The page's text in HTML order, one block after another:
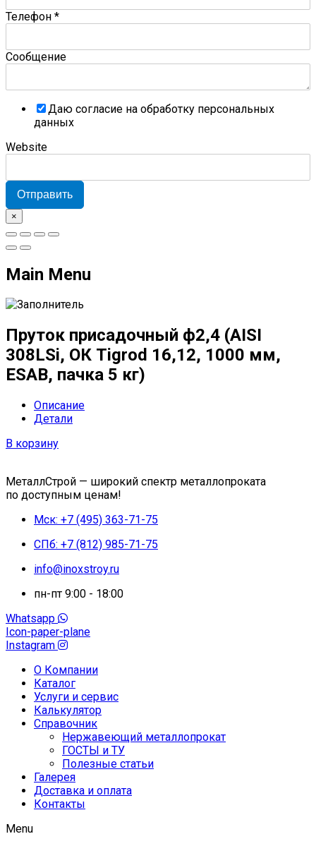
Телефон *
Сообщение
Даю согласие на обработку персональных
данных
Website
Отправить
×
Main Menu
Пруток присадочный ф2,4 (AISI
308LSi, ОК Tigrod 16,12, 1000 мм,
ESAB, пачка 5 кг)
Описание
Детали
В корзину
МеталлСтрой — широкий спектр металлопроката
по доступным ценам!
Мск: +7 (495) 363-71-75
СПб: +7 (812) 985-71-75
info@inoxstroy.ru
пн-пт 9:00 - 18:00
Whatsapp
Icon-paper-plane
Instagram
О Компании
Каталог
Услуги и сервис
Калькулятор
Справочник
Нержавеющий металлопрокат
ГОСТЫ и ТУ
Полезные статьи
Галерея
Доставка и оплата
Контакты
Menu